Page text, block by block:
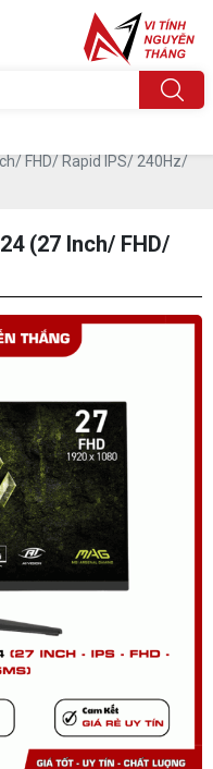
FHD/ Rapid IPS/ 240Hz/
(27 Inch/ FHD/